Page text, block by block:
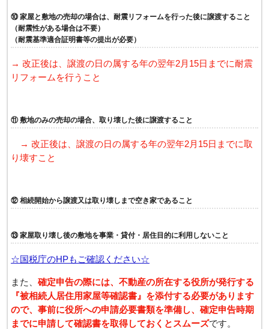
⑩ 家屋と敷地の売却の場合は、耐震リフォームを行った後に譲渡すること
（耐震性がある場合は不要）
（耐震基準適合証明書等の提出が必要）
→ 改正後は、譲渡の日の属する年の翌年2月15日までに耐震
リフォームを行うこと
⑪ 敷地のみの売却の場合、取り壊した後に譲渡すること
→ 改正後は、譲渡の日の属する年の翌年2月15日までに取
り壊すこと
⑫ 相続開始から譲渡又は取り壊しまで空き家であること
⑬ 家屋取り壊し後の敷地を事業・貸付・居住目的に利用しないこと
☆国税庁のHPもご確認ください☆
また、 確定申告の際には、不動産の所在する役所が発行する
『被相続人居住用家屋等確認書』を添付する必要があります
ので、事前に役所への申請必要書類を準備し、確定申告時期
までに申請して確認書を取得しておくとスムーズです。